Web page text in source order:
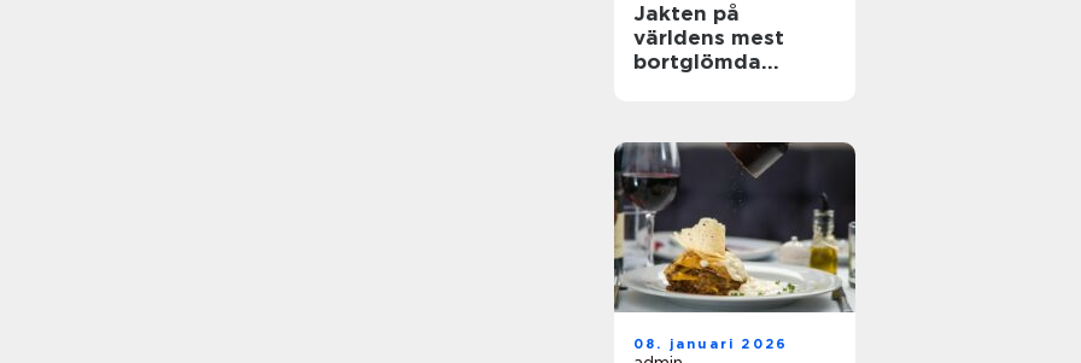
Jakten på
världens mest
bortglömda
08. januari 2026